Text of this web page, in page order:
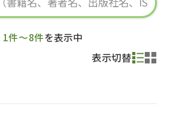
教師用参考書
1件～8件を表示中
表示切替